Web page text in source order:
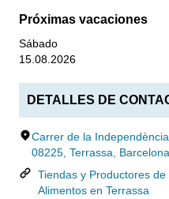
Próximas vacaciones
Sábado
15.08.2026
DETALLES DE
Carrer de la Independència
08225, Terrassa, Barcelona
Tiendas y Productores de
Alimentos en Terrassa